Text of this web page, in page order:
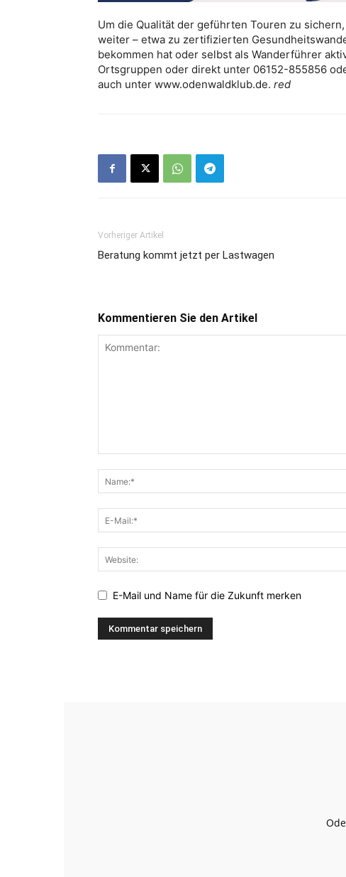
Um die Qualität der geführten Touren zu
weiter – etwa zu zertifizierten
bekommen hat oder selbst als Wanderführer
Ortsgruppen oder direkt unter 06152-855856
auch unter www.odenwaldklub.de. red
Vorheriger Artikel
Beratung kommt jetzt per Lastwagen
Kommentieren Sie den Artikel
E-Mail und Name für die Zukunft merken